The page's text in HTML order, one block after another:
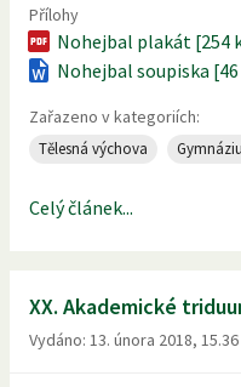
Přílohy
Nohejbal plakát [254
Nohejbal soupiska
Zařazeno v kategoriích:
Tělesná výchova
Celý článek...
XX. Akademické
Vydáno: 13. února 2018, 15.36